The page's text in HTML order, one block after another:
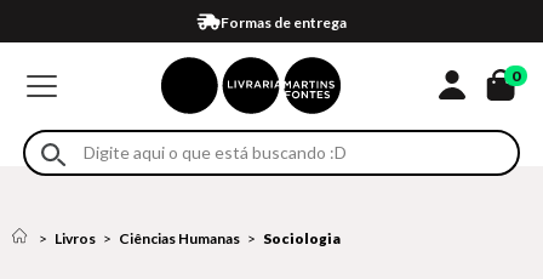
Formas de entrega
Compra 100% segura
Em até 4x sem juros no cartão*
Retire na loja
Eventos
0
Livros Ciências Humanas Sociologia